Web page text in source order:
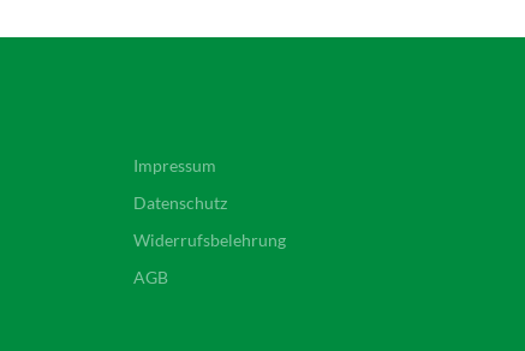
Impressum
Datenschutz
Widerrufsbelehrung
AGB